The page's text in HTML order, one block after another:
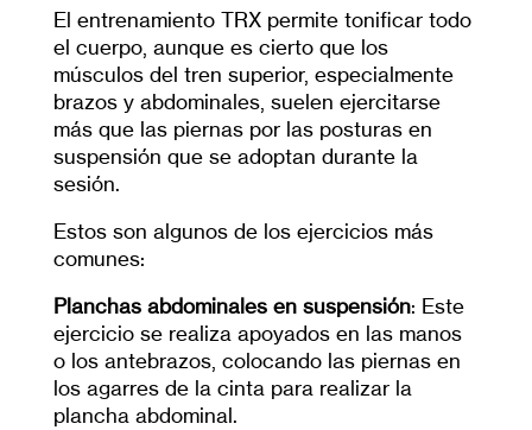
El entrenamiento TRX permite tonificar todo
el cuerpo, aunque es cierto que los
músculos del tren superior, especialmente
brazos y abdominales, suelen ejercitarse
más que las piernas por las posturas en
suspensión que se adoptan durante la
sesión.
Estos son algunos de los ejercicios más
comunes:
Planchas abdominales en suspensión: Este
ejercicio se realiza apoyados en las manos
o los antebrazos, colocando las piernas en
los agarres de la cinta para realizar la
plancha abdominal.